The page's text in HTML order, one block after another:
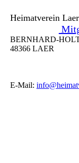
Heimatverein
BERNHARD-
48366 LAER
E-Mail: